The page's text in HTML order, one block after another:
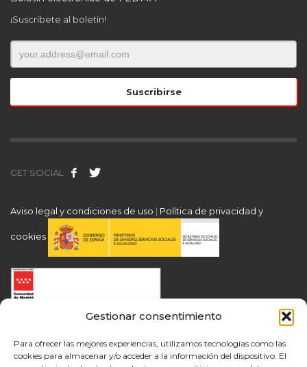
Gestionar consentimiento
Para ofrecer las mejores experiencias, utilizamos tecnologías como las
cookies para almacenar y/o acceder a la información del dispositivo. El
¡Suscríbete al boletín!
GET SOCIAL
Aviso legal y condiciones de uso | Política de privacidad y
cookies